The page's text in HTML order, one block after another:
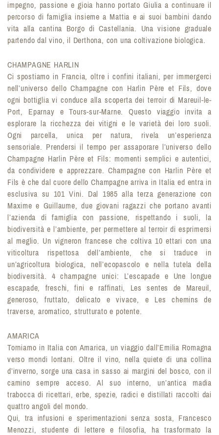
impegno, passione e gioia hanno portato Giulia a continuare il
percorso di famiglia insieme a Mattia e ai suoi bambini dando
vita alla cantina Borgo di Castellania. Una visione graduale
partendo dal vino, il Derthona, con una coltivazione biologica.
CHAMPAGNE HARLIN
Ci spostiamo in Francia, oltre i confini italiani, per immergerci
nell’universo dello Champagne con Harlin Père et Fils, dove
ogni bottiglia vi conduce alla scoperta dei terroir di Mareuil-le-
Port, Eparnay e Tours-sur-Marne. Questo viaggio invita a
esplorare la ricchezza dei vitigni e le varietà dei loro suoli.
Ogni parcella, unica per natura, rivela un’esperienza
sensoriale. Prendersi il tempo per assaporare l’universo dello
Champagne Harlin Père et Fils: momenti semplici e autentici,
da condividere e apprezzare. Champagne con Harlin Père et
Fils è che dal cuore dello Champagne arriva in Italia ed entra in
esclusiva su 101 Vini. Dal 1985 alla terza generazione con
Maxime e Guillaume, due giovani ragazzi che portano avanti
l’azienda di famiglia con passione, rispettando i suoli, la
biodiversità e l’ambiente, per permettere al terroir di esprimersi
al meglio. Un vigneron francese che coltiva 10 ettari con una
viticoltura rispettosa dell’ambiente, che si traduce in
un’agricoltura biologica, nell’ecopascolo e nella tutela della
biodiversità. 4 champagne unici: L’escapade e Une longue
escapade, freschi, fini e raffinati, Les sentes de Mareuil,
generoso, fruttato, delicato e vivace, e Les chemins de
traverse, aromatico, strutturato e potente.
AMARICA
Torniamo in Italia con Amarica, un viaggio dall’Emilia Romagna
verso mondi lontani. Oltre il vino, nella quiete di una collina
d’inverno, sorge una casa in sasso ai margini del bosco, con il
camino sempre acceso. Al suo interno, un’antica madia
trabocca di ricettari, erbe, spezie, radici e distillati raccolti dai
quattro angoli del mondo.
Qui, tra infusioni e sperimentazioni senza sosta, Francesco
Menozzi, studente di lettere e filosofia, ha trasformato la